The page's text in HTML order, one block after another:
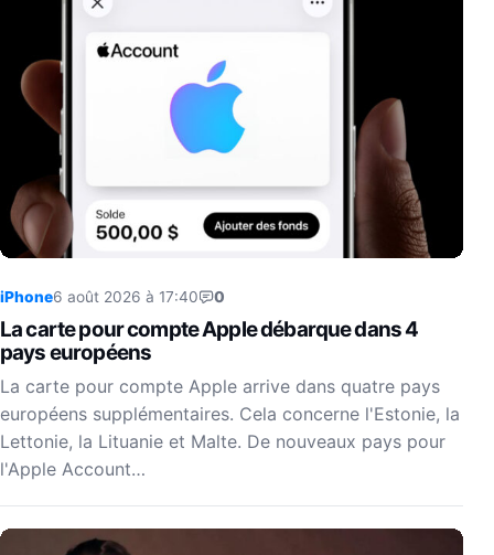
iPhone6 août 2026 à 17:40 0
La carte pour compte Apple débarque dans 4
pays européens
La carte pour compte Apple arrive dans quatre pays
européens supplémentaires. Cela concerne l'Estonie, la
Lettonie, la Lituanie et Malte. De nouveaux pays pour
l'Apple Account…